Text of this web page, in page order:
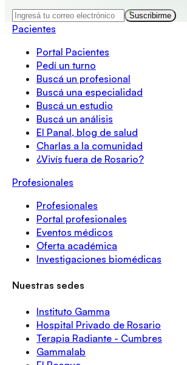
Suscribirme
Pacientes
Portal Pacientes
Pedí un turno
Buscá un profesional
Buscá una especialidad
Buscá un estudio
Buscá un análisis
El Panal, blog de salud
Charlas a la comunidad
¿Vivís fuera de Rosario?
Profesionales
Profesionales
Portal profesionales
Eventos médicos
Oferta académica
Investigaciones biomédicas
Nuestras sedes
Instituto Gamma
Hospital Privado de Rosario
Terapia Radiante - Cumbres
Gammalab